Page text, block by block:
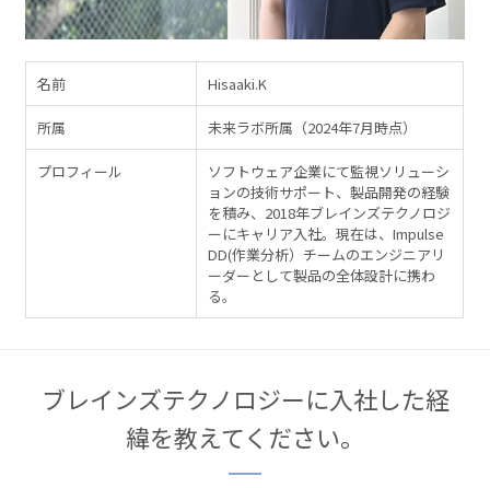
名前 Hisaaki.K
所属 未来ラボ所属（2024年7月時点）
プロフィール
ソフトウェア企業にて監視ソリューシ
ョンの技術サポート、製品開発の経験
を積み、2018年ブレインズテクノロジ
ーにキャリア入社。現在は、Impulse
DD(作業分析）チームのエンジニアリ
ーダーとして製品の全体設計に携わ
る。
ブレインズテクノロジーに入社した経
緯を教えてください。